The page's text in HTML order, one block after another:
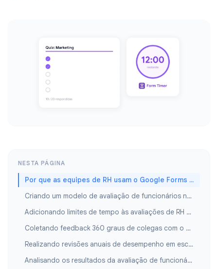
NESTA PÁGINA
Por que as equipes de RH usam o Google Forms para avaliações de funcionários
Criando um modelo de avaliação de funcionários no Google Forms
Adicionando limites de tempo às avaliações de RH com o Form Timer
Coletando feedback 360 graus de colegas com o Google Forms
Realizando revisões anuais de desempenho em escala
Analisando os resultados da avaliação de funcionários